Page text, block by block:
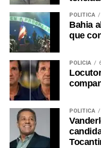
POLÍTICA
Bahia
que
POLÍCIA
POLÍTICA